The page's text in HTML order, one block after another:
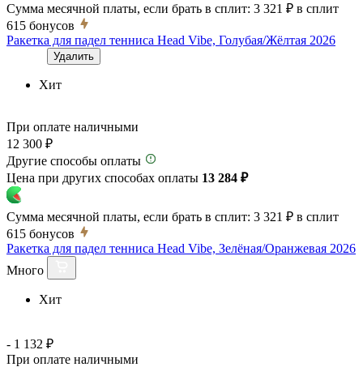
Сумма месячной платы, если брать в сплит: 3 321 ₽ в сплит
615 бонусов
Ракетка для падел тенниса Head Vibe, Голубая/Жёлтая 2026
Удалить
Хит
При оплате наличными
12 300 ₽
Другие способы оплаты
Цена при других способах оплаты 13 284 ₽
Сумма месячной платы, если брать в сплит: 3 321 ₽ в сплит
615 бонусов
Ракетка для падел тенниса Head Vibe, Зелёная/Оранжевая 2026
Много
Хит
- 1 132 ₽
При оплате наличными